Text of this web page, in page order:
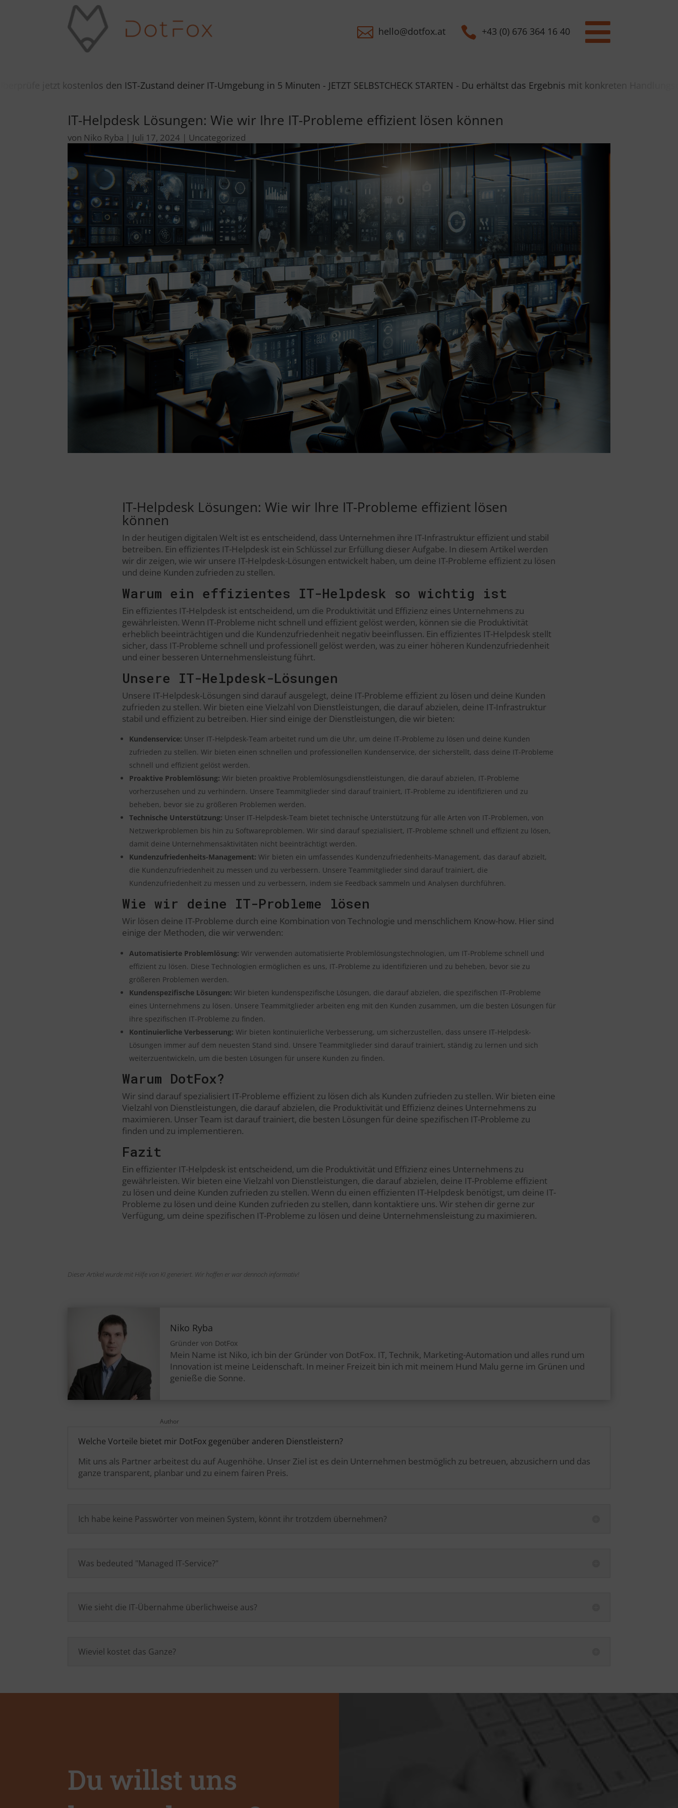
 hello@dotfox.at  +43 (0) 676 364 16 40 
den IST-Zustand deiner IT-Umgebung in 5 Minuten - JETZT SELBSTCHECK STARTEN - Du erhältst das Ergebnis mit konkreten
IT-Helpdesk Lösungen: Wie wir Ihre IT-Probleme effizient lösen können
von Niko Ryba | Juli 17, 2024 | Uncategorized
IT-Helpdesk Lösungen: Wie wir Ihre IT-Probleme effizient lösen
können
In der heutigen digitalen Welt ist es entscheidend, dass Unternehmen ihre IT-Infrastruktur effizient und stabil
betreiben. Ein effizientes IT-Helpdesk ist ein Schlüssel zur Erfüllung dieser Aufgabe. In diesem Artikel werden
wir dir zeigen, wie wir unsere IT-Helpdesk-Lösungen entwickelt haben, um deine IT-Probleme effizient zu lösen
und deine Kunden zufrieden zu stellen.
Warum ein effizientes IT-Helpdesk so wichtig ist
Ein effizientes IT-Helpdesk ist entscheidend, um die Produktivität und Effizienz eines Unternehmens zu
gewährleisten. Wenn IT-Probleme nicht schnell und effizient gelöst werden, können sie die Produktivität
erheblich beeinträchtigen und die Kundenzufriedenheit negativ beeinflussen. Ein effizientes IT-Helpdesk stellt
sicher, dass IT-Probleme schnell und professionell gelöst werden, was zu einer höheren Kundenzufriedenheit
und einer besseren Unternehmensleistung führt.
Unsere IT-Helpdesk-Lösungen
Unsere IT-Helpdesk-Lösungen sind darauf ausgelegt, deine IT-Probleme effizient zu lösen und deine Kunden
zufrieden zu stellen. Wir bieten eine Vielzahl von Dienstleistungen, die darauf abzielen, deine IT-Infrastruktur
stabil und effizient zu betreiben. Hier sind einige der Dienstleistungen, die wir bieten:
Kundenservice: Unser IT-Helpdesk-Team arbeitet rund um die Uhr, um deine IT-Probleme zu lösen und deine Kunden
zufrieden zu stellen. Wir bieten einen schnellen und professionellen Kundenservice, der sicherstellt, dass deine IT-Probleme
schnell und effizient gelöst werden.
Proaktive Problemlösung: Wir bieten proaktive Problemlösungsdienstleistungen, die darauf abzielen, IT-Probleme
vorherzusehen und zu verhindern. Unsere Teammitglieder sind darauf trainiert, IT-Probleme zu identifizieren und zu
beheben, bevor sie zu größeren Problemen werden.
Technische Unterstützung: Unser IT-Helpdesk-Team bietet technische Unterstützung für alle Arten von IT-Problemen, von
Netzwerkproblemen bis hin zu Softwareproblemen. Wir sind darauf spezialisiert, IT-Probleme schnell und effizient zu lösen,
damit deine Unternehmensaktivitäten nicht beeinträchtigt werden.
Kundenzufriedenheits-Management: Wir bieten ein umfassendes Kundenzufriedenheits-Management, das darauf abzielt,
die Kundenzufriedenheit zu messen und zu verbessern. Unsere Teammitglieder sind darauf trainiert, die
Kundenzufriedenheit zu messen und zu verbessern, indem sie Feedback sammeln und Analysen durchführen.
Wie wir deine IT-Probleme lösen
Wir lösen deine IT-Probleme durch eine Kombination von Technologie und menschlichem Know-how. Hier sind
einige der Methoden, die wir verwenden:
Automatisierte Problemlösung: Wir verwenden automatisierte Problemlösungstechnologien, um IT-Probleme schnell und
effizient zu lösen. Diese Technologien ermöglichen es uns, IT-Probleme zu identifizieren und zu beheben, bevor sie zu
größeren Problemen werden.
Kundenspezifische Lösungen: Wir bieten kundenspezifische Lösungen, die darauf abzielen, die spezifischen IT-Probleme
eines Unternehmens zu lösen. Unsere Teammitglieder arbeiten eng mit den Kunden zusammen, um die besten Lösungen für
ihre spezifischen IT-Probleme zu finden.
Kontinuierliche Verbesserung: Wir bieten kontinuierliche Verbesserung, um sicherzustellen, dass unsere IT-Helpdesk-
Lösungen immer auf dem neuesten Stand sind. Unsere Teammitglieder sind darauf trainiert, ständig zu lernen und sich
weiterzuentwickeln, um die besten Lösungen für unsere Kunden zu finden.
Warum DotFox?
Wir sind darauf spezialisiert IT-Probleme effizient zu lösen dich als Kunden zufrieden zu stellen. Wir bieten eine
Vielzahl von Dienstleistungen, die darauf abzielen, die Produktivität und Effizienz deines Unternehmens zu
maximieren. Unser Team ist darauf trainiert, die besten Lösungen für deine spezifischen IT-Probleme zu
finden und zu implementieren.
Fazit
Ein effizienter IT-Helpdesk ist entscheidend, um die Produktivität und Effizienz eines Unternehmens zu
gewährleisten. Wir bieten eine Vielzahl von Dienstleistungen, die darauf abzielen, deine IT-Probleme effizient
zu lösen und deine Kunden zufrieden zu stellen. Wenn du einen effizienten IT-Helpdesk benötigst, um deine IT-
Probleme zu lösen und deine Kunden zufrieden zu stellen, dann kontaktiere uns. Wir stehen dir gerne zur
Verfügung, um deine spezifischen IT-Probleme zu lösen und deine Unternehmensleistung zu maximieren.
Dieser Artikel wurde mit Hilfe von KI generiert. Wir hoffen er war dennoch informativ!
Author
Niko Ryba
Gründer von DotFox
Mein Name ist Niko, ich bin der Gründer von DotFox. IT, Technik, Marketing-Automation und alles rund um
Innovation ist meine Leidenschaft. In meiner Freizeit bin ich mit meinem Hund Malu gerne im Grünen und
genieße die Sonne.
Welche Vorteile bietet mir DotFox gegenüber anderen Dienstleistern?
Mit uns als Partner arbeitest du auf Augenhöhe. Unser Ziel ist es dein Unternehmen bestmöglich zu betreuen, abzusichern und das
ganze transparent, planbar und zu einem fairen Preis.
Ich habe keine Passwörter von meinen System, könnt ihr trotzdem übernehmen?
Was bedeuted "Managed IT-Service?"
Wie sieht die IT-Übernahme überlichweise aus?
Wieviel kostet das Ganze?
Du willst uns